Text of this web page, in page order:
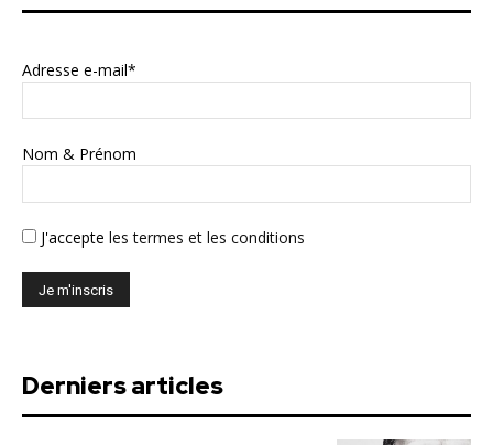
Adresse e-mail*
Nom & Prénom
J'accepte les termes et les conditions
Derniers articles